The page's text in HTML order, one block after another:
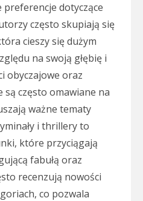
dotyczące
często skupiają się
cieszy się dużym
na swoją głębię i
obyczajowe oraz
często omawiane na
ważne tematy
i thrillery to
które przyciągają
fabułą oraz
recenzują nowości
co pozwala